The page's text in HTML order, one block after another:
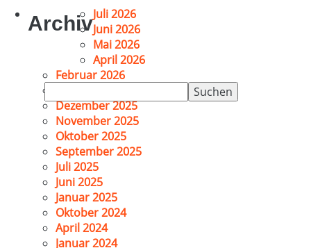
Suchen
nach:
ArchivJuli 2026
Juni 2026
Mai 2026
April 2026
Februar 2026
Dezember 2025
November 2025
Oktober 2025
September 2025
Juli 2025
Juni 2025
Januar 2025
Oktober 2024
April 2024
Januar 2024